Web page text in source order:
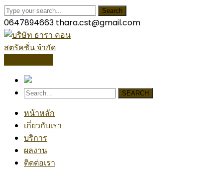
Search
0647894663 thara.cst@gmail.com
SEARCH
หน้าหลัก
เกี่ยวกับเรา
บริการ
ผลงาน
ติดต่อเรา